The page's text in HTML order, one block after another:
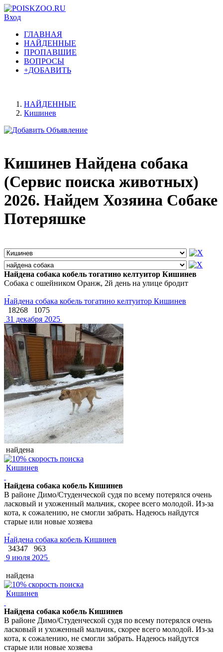
Вход
ГЛАВНАЯ
НАЙДЕННЫЕ
ПРОПАВШИЕ
ВОПРОСЫ
+ДОБАВИТЬ
НАЙДЕННЫЕ
Кишинев
Кишинев Найдена собака
(Сервис поиска животных)
2026. Найдем Хозяина Собаке
Потеряшке
Найдена собака кобель тогатино келтуитор Кишинев
Собака с ошейником Оранж, 2й день на улице бродит
Найдена собака кобель тогатино келтуитор Кишинев
18268
1075
31 декабря 2025
найдена
Кишинев
Найдена собака кобель Кишинев
В районе Димо/Студенческой судя по всему потерялся очень
ласковый и ухоженный мальчик, скорее всего молодой. Из-за
кота, к сожалению, не смогли забрать. Надеюсь найдутся
старые или новые хозяева
Найдена собака кобель Кишинев
34347
963
9 июля 2025
найдена
Кишинев
Найдена собака кобель Кишинев
В районе Димо/Студенческой судя по всему потерялся очень
ласковый и ухоженный мальчик, скорее всего молодой. Из-за
кота, к сожалению, не смогли забрать. Надеюсь найдутся
старые или новые хозяева